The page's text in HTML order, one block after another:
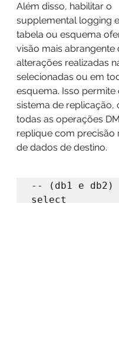
Além disso, habilitar o
supplemental logging
tabela ou esquema
visão mais abrangente
alterações realizadas
selecionadas ou em
esquema. Isso permite
sistema de replicação,
todas as operações
replique com precisão
de dados de destino.
-- (db1 e db2)
select